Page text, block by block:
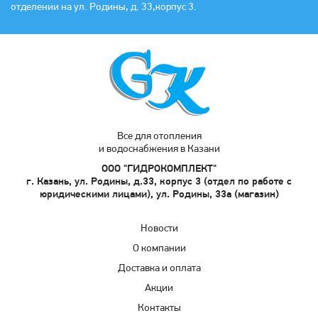
отделении на ул. Родины, д. 33,корпус 3.
Все для отопления
и водоснабжения в Казани
ООО "ГИДРОКОМПЛЕКТ"
г. Казань, ул. Родины, д.33, корпус 3 (отдел по работе с
юридическими лицами), ул. Родины, 33а (магазин)
Новости
О компании
Доставка и оплата
Акции
Контакты